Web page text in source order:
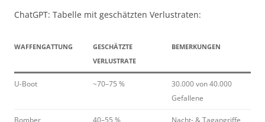
ChatGPT: Tabelle mit geschätzten Verlustraten:
WAFFENGATTUNG
GESCHÄTZTE
VERLUSTRATE
BEMERKUNGEN
U-Boot ~70–75 %
30.000 von 40.000
Gefallene
Bomber 40–55 %
Nacht- & Tagangriffe